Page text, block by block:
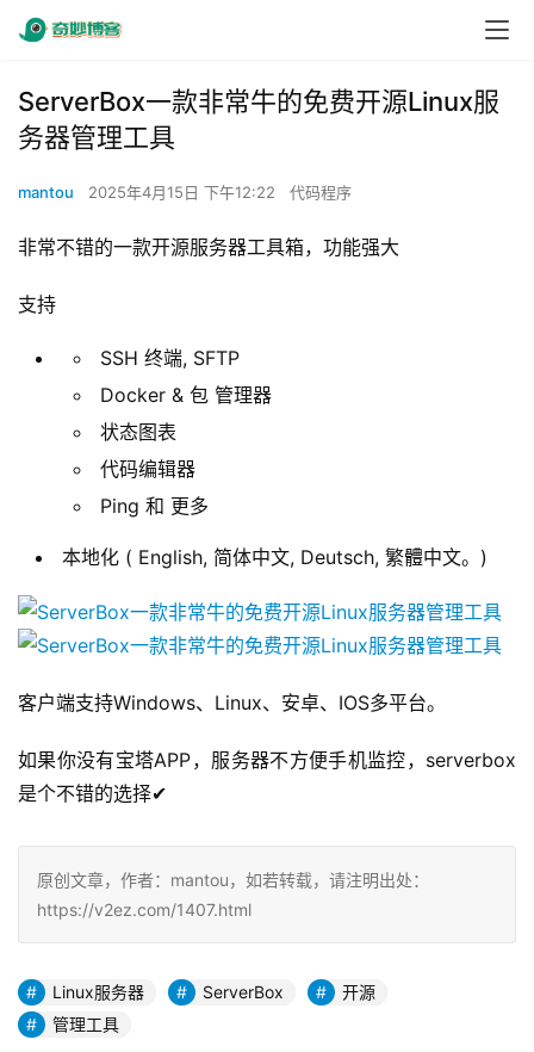
ServerBox一款非常牛的免费开源Linux服
务器管理工具
mantou 2025年4月15日 下午12:22 代码程序
非常不错的一款开源服务器工具箱，功能强大
支持
SSH 终端, SFTP
Docker & 包 管理器
状态图表
代码编辑器
Ping 和 更多
本地化 ( English, 简体中文, Deutsch, 繁體中文。)
客户端支持Windows、Linux、安卓、IOS多平台。
如果你没有宝塔APP，服务器不方便手机监控，serverbox
是个不错的选择✔
原创文章，作者：mantou，如若转载，请注明出处：
https://v2ez.com/1407.html
Linux服务器 ServerBox
开源
管理工具